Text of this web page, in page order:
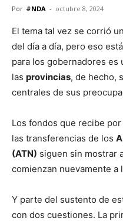
Por #NDA - octubre 8, 2024
El tema tal vez se corrió
del día a día, pero eso
para los gobernadores es
las provincias, de hecho,
centrales de sus
Los fondos que recibe
las transferencias de los
(ATN) siguen sin mostrar
comienzan nuevamente a
Y parte del sustento de
con dos cuestiones. La